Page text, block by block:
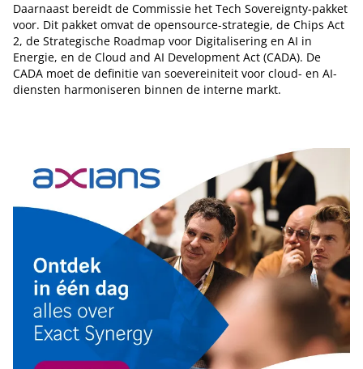
Daarnaast bereidt de Commissie het Tech Sovereignty-pakket
voor. Dit pakket omvat de opensource-strategie, de Chips Act
2, de Strategische Roadmap voor Digitalisering en AI in
Energie, en de Cloud and AI Development Act (CADA). De
CADA moet de definitie van soevereiniteit voor cloud- en AI-
diensten harmoniseren binnen de interne markt.